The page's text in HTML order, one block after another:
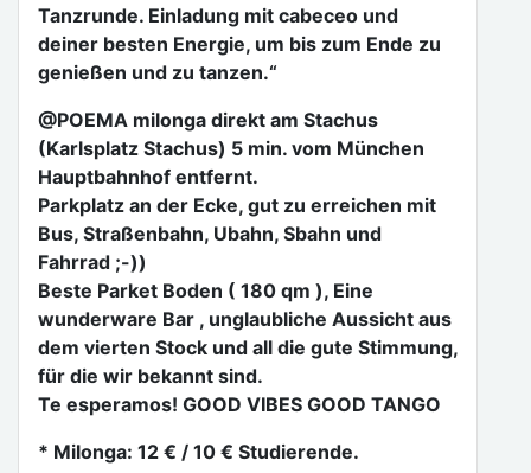
Tanzrunde. Einladung mit cabeceo und
deiner besten Energie, um bis zum Ende zu
genießen und zu tanzen.“
@POEMA milonga direkt am Stachus
(Karlsplatz Stachus) 5 min. vom München
Hauptbahnhof entfernt.
Parkplatz an der Ecke, gut zu erreichen mit
Bus, Straßenbahn, Ubahn, Sbahn und
Fahrrad ;-))
Beste Parket Boden ( 180 qm ), Eine
wunderware Bar , unglaubliche Aussicht aus
dem vierten Stock und all die gute Stimmung,
für die wir bekannt sind.
Te esperamos! GOOD VIBES GOOD TANGO
* Milonga: 12 € / 10 € Studierende.